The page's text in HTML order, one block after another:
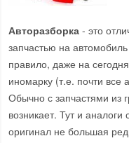
Авторазборка - это
запчастью на
правило, даже на
иномарку (т.е. почти
Обычно с запчастями из
возникает. Тут и
оригинал не большая